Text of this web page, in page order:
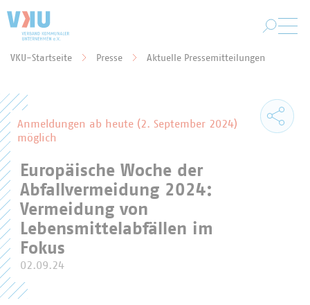
VKU-Startseite Presse Aktuelle Pressemitteilungen
Anmeldungen ab heute (2. September 2024)
möglich
Europäische Woche der
Abfallvermeidung 2024:
Vermeidung von
Lebensmittelabfällen im
Fokus
02.09.24